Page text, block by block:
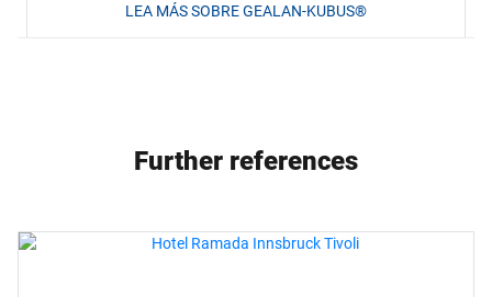
LEA MÁS SOBRE GEALAN-KUBUS®
Further references